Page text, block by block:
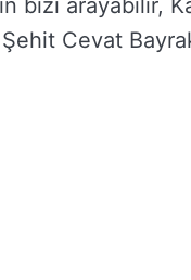
bizi arayabilir,
Cevat